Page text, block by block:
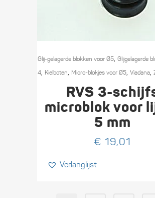
Glij-gelagerde blokken voor Ø5, Glijgelagerde
4, Kielboten, Micro-blokjes voor Ø5, Viadana,
RVS 3-
microblok voor
5 mm
€ 19,01
Verlanglijst